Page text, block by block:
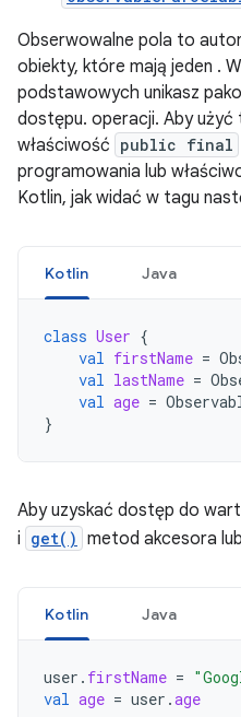
Obserwowalne pola to
obiekty, które mają jeden .
podstawowych unikasz
dostępu. operacji. Aby
właściwość public final
programowania lub
Kotlin, jak widać w tagu
Kotlin Java
class User {
val firstName =
val lastName =
val age =
}
Aby uzyskać dostęp do
i get() metod akcesora
Kotlin Java
user . firstName =
val age = user .age